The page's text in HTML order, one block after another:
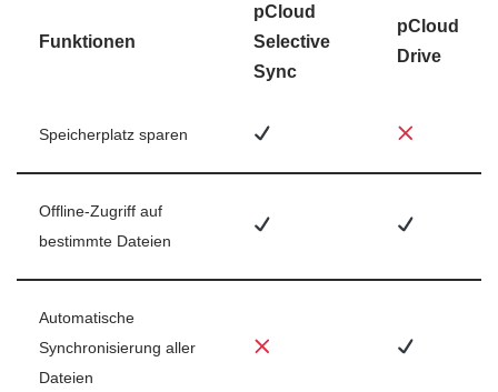
Funktionen
pCloud
Selective
Sync
pCloud
Drive
Speicherplatz sparen
Offline-Zugriff auf
bestimmte Dateien
Automatische
Synchronisierung aller
Dateien